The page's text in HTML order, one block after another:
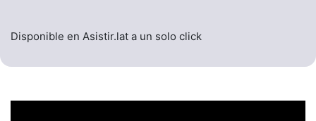
Disponible en Asistir.lat a un solo click